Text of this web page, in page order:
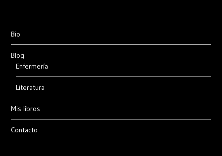
Bio
Blog
Enfermería
Literatura
Mis libros
Contacto